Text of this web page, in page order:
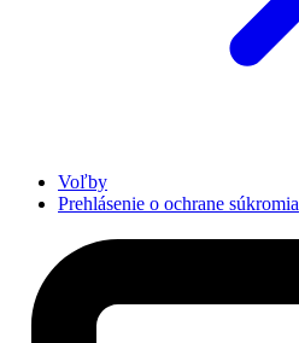
Voľby
Prehlásenie o ochrane súkromia